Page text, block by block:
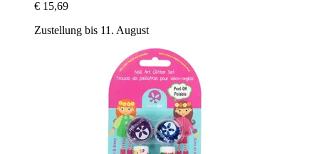
€ 15,69
Zustellung bis 11. August